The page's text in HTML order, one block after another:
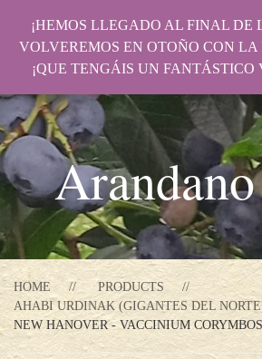
HOME
PRODUCTS
AHABI URDINAK (GIGANTES DEL
NEW HANOVER - VACCINIUM
¡HEMOS LLEGADO AL FINAL DE
VOLVEREMOS EN OTOÑO CON LA
¡QUE TENGÁIS UN FANTÁSTICO